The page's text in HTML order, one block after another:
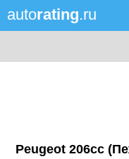
autorating.ru
Peugeot 206cc